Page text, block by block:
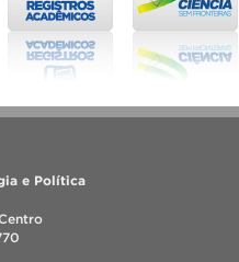
e Política